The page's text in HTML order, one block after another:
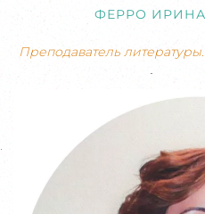
ФЕРРО
Преподаватель